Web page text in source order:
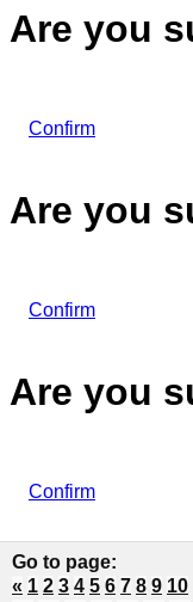
Are you
Confirm
Are you
Confirm
Are you
Confirm
Go to page:
« 1 2 3 4 5 6 7 8 9 10